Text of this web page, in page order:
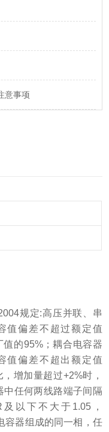
意事项
规定:高压并联、串
值偏差不超过额定值
值的95%；耦合电容器
值偏差不超出额定值
增加量超过+2%时，
中任何两线路端子间隔
以下不大于1.05，
容器组成的同一相，任